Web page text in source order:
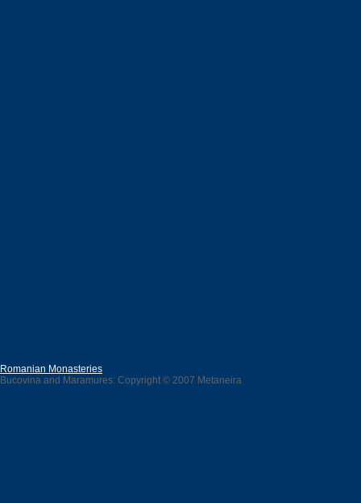
Romanian Monasteries
Bucovina and Maramures: Copyright © 2007 Metaneira